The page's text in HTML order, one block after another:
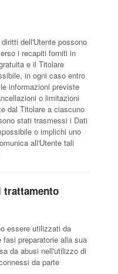
dell'Utente possono
i recapiti forniti in
e il Titolare
in ogni caso entro
informazioni previste
o limitazioni
dal Titolare a ciascuno
stati trasmessi i Dati
o implichi uno
all'Utente tali
essere utilizzati da
preparatorie alla sua
da abusi nell'utilizzo di
da parte